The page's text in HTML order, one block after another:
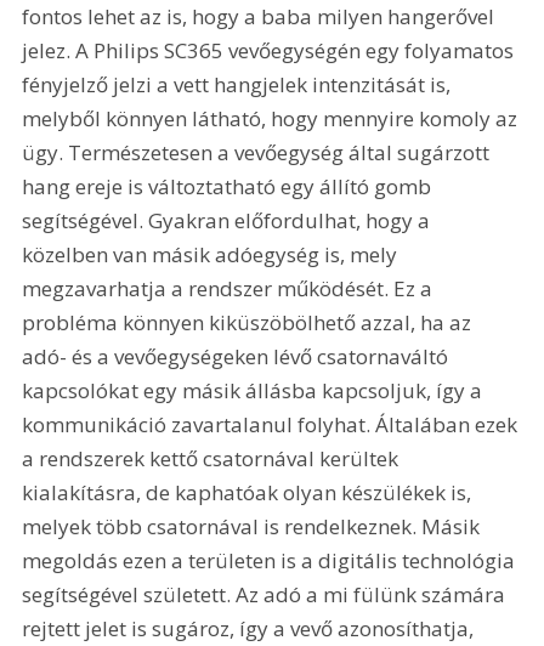
fontos lehet az is, hogy a baba milyen hangerővel
jelez. A Philips SC365 vevőegységén egy folyamatos
fényjelző jelzi a vett hangjelek intenzitását is,
melyből könnyen látható, hogy mennyire komoly az
ügy. Természetesen a vevőegység által sugárzott
hang ereje is változtatható egy állító gomb
segítségével. Gyakran előfordulhat, hogy a
közelben van másik adóegység is, mely
megzavarhatja a rendszer működését. Ez a
probléma könnyen kiküszöbölhető azzal, ha az
adó- és a vevőegységeken lévő csatornaváltó
kapcsolókat egy másik állásba kapcsoljuk, így a
kommunikáció zavartalanul folyhat. Általában ezek
a rendszerek kettő csatornával kerültek
kialakításra, de kaphatóak olyan készülékek is,
melyek több csatornával is rendelkeznek. Másik
megoldás ezen a területen is a digitális technológia
segítségével született. Az adó a mi fülünk számára
rejtett jelet is sugároz, így a vevő azonosíthatja,